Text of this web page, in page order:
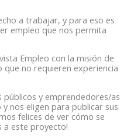
a trabajar, y para eso es
empleo que nos permita
Empleo con la misión de
no requieren experiencia
públicos y emprendedores/as
nos eligen para publicar sus
felices de ver cómo se
a este proyecto!